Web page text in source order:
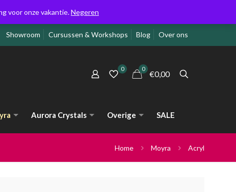
Showroom Cursussen & Workshops Blog Over ons
0 0
€0,00
Aurora Crystals Overige SALE
Home Moyra Acryl
voor onze vakantie.Negeren